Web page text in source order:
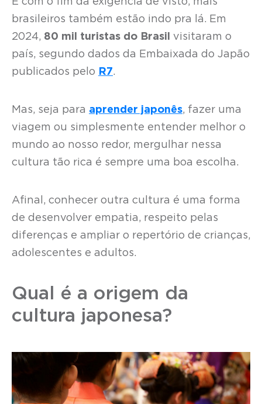
brasileiros também estão indo pra lá. Em
2024, 80 mil turistas do Brasil
visitaram o
país, segundo dados da Embaixada do Japão
publicados pelo R7.
Mas, seja para aprender japonês, fazer uma
viagem ou simplesmente entender melhor o
mundo ao nosso redor, mergulhar nessa
cultura tão rica é sempre uma boa escolha.
Afinal, conhecer outra cultura é uma forma
de desenvolver empatia, respeito pelas
diferenças e ampliar o repertório de crianças,
adolescentes e adultos.
Qual é a origem da
cultura japonesa?